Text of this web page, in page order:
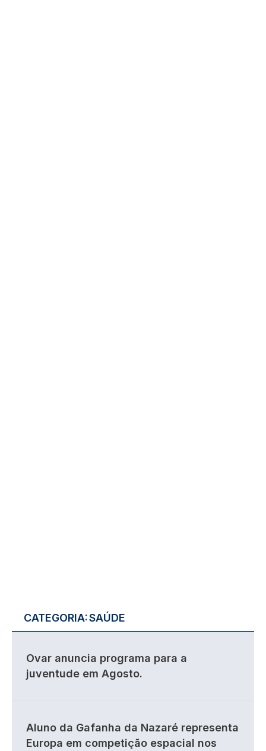
CATEGORIA:SAÚDE
Ovar anuncia programa para a
juventude em Agosto.
Aluno da Gafanha da Nazaré representa
Europa em competição espacial nos